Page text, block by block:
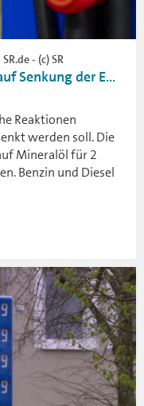
- (c) SR
Senkung der E...
Reaktionen
werden soll. Die
Mineralöl für 2
Benzin und Diesel